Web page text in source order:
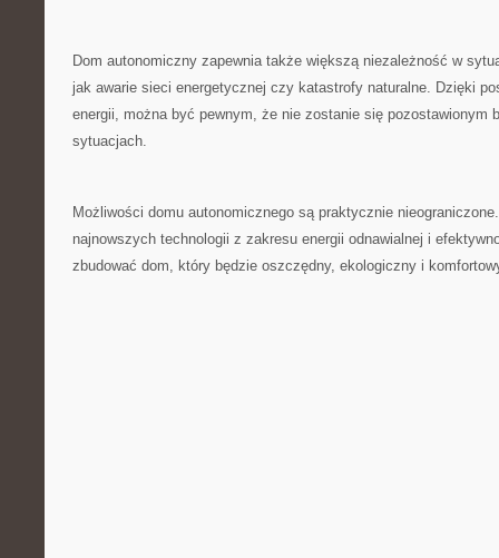
Dom ⁣autonomiczny zapewnia także większą niezależność w
jak ⁣awarie ‍sieci energetycznej czy ⁤katastrofy naturalne. Dzięki
energii,‌ można być pewnym, że nie ​zostanie się pozostawionym
sytuacjach.
Możliwości domu ⁤autonomicznego są praktycznie
najnowszych technologii ​z zakresu energii odnawialnej i
zbudować dom, ⁤który będzie ⁣oszczędny, ‌ekologiczny i